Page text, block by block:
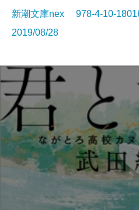
新潮文庫nex 978-4-10-
2019/08/28